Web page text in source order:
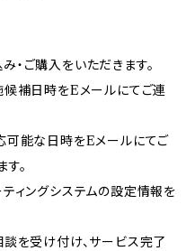
ご購入をいただきます。
補日時をEメールにてご連
能な日時をEメールにてご
。
ィングシステムの設定情報を
を受け付け、サービス完了